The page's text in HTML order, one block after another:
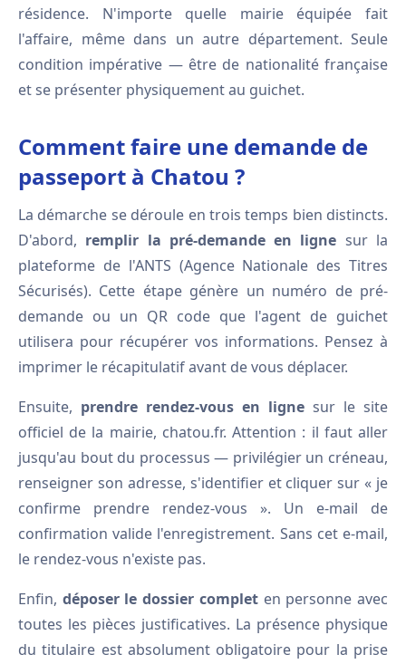
résidence. N'importe quelle mairie équipée fait
l'affaire, même dans un autre département. Seule
condition impérative — être de nationalité française
et se présenter physiquement au guichet.
Comment faire une demande de
passeport à Chatou ?
La démarche se déroule en trois temps bien distincts.
D'abord, remplir la pré-demande en ligne sur la
plateforme de l'ANTS (Agence Nationale des Titres
Sécurisés). Cette étape génère un numéro de pré-
demande ou un QR code que l'agent de guichet
utilisera pour récupérer vos informations. Pensez à
imprimer le récapitulatif avant de vous déplacer.
Ensuite, prendre rendez-vous en ligne sur le site
officiel de la mairie, chatou.fr. Attention : il faut aller
jusqu'au bout du processus — privilégier un créneau,
renseigner son adresse, s'identifier et cliquer sur « je
confirme prendre rendez-vous ». Un e-mail de
confirmation valide l'enregistrement. Sans cet e-mail,
le rendez-vous n'existe pas.
Enfin, déposer le dossier completen personne avec
toutes les pièces justificatives. La présence physique
du titulaire est absolument obligatoire pour la prise